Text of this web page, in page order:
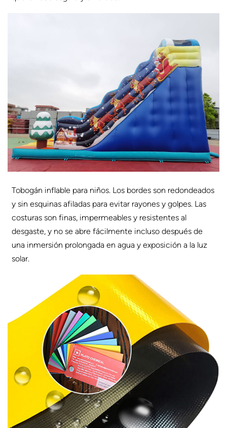
Tobogán inflable para niños. Los bordes son redondeados
y sin esquinas afiladas para evitar rayones y golpes. Las
costuras son finas, impermeables y resistentes al
desgaste, y no se abre fácilmente incluso después de
una inmersión prolongada en agua y exposición a la luz
solar.